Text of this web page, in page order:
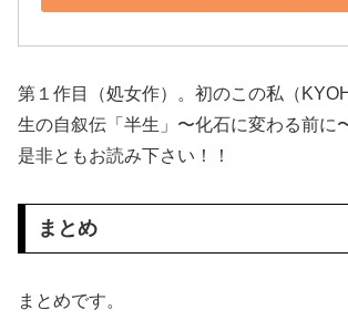
第１作目（処女作）。初のこの私（
生の自叙伝「半生」〜化石に変わる前に
是非ともお読み下さい！！
まとめ
まとめです。